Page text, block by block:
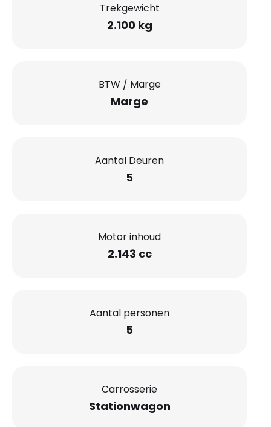
Trekgewicht
2.100 kg
BTW / Marge
Marge
Aantal Deuren
5
Motor inhoud
2.143 cc
Aantal personen
5
Carrosserie
Stationwagon